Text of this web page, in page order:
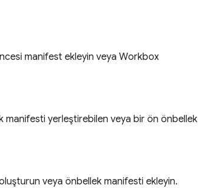
manifest ekleyin veya Workbox
manifesti yerleştirebilen veya bir ön önbellek
veya önbellek manifesti ekleyin.